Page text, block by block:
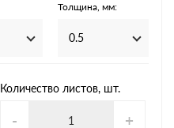
Толщина, мм:
0.5
Количество листов, шт.
- +